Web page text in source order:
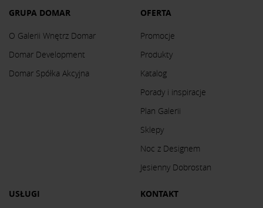
GRUPA DOMAR
O Galerii Wnętrz Domar
Domar Development
Domar Spółka Akcyjna
OFERTA
Promocje
Produkty
Katalog
Porady i inspiracje
Plan Galerii
Sklepy
Noc z Designem
Jesienny Dobrostan
USŁUGI KONTAKT